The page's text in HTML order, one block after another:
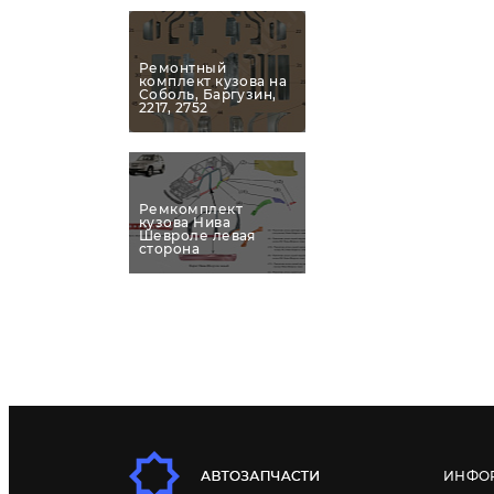
Ремонтный
комплект кузова на
Соболь, Баргузин,
2217, 2752
Ремкомплект
кузова Нива
Шевроле левая
сторона